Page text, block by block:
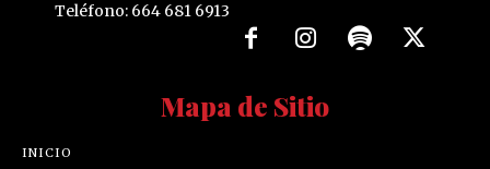
Teléfono: 664 681 6913
Mapa de Sitio
INICIO